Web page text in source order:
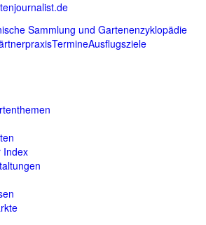
TermineAusflugsziele
Index